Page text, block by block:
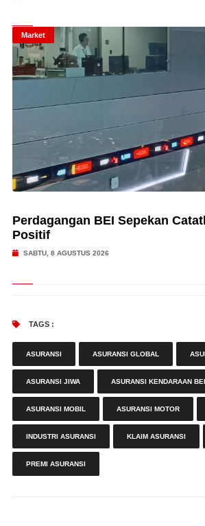
Market
Perdagangan BEI Sepekan
Positif
SABTU, 8 AGUSTUS 2026
TAGS :
ASURANSI ASURANSI GLOBAL
ASURANSI JIWA ASURANSI KENDARAAN
ASURANSI MOBIL ASURANSI MOTOR
INDUSTRI ASURANSI KLAIM ASURANSI
PREMI ASURANSI